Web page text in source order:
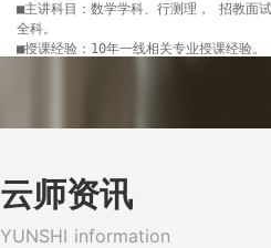
■主讲科目：数学学科、行测理， 招教面试
全科。
■授课经验：10年一线相关专业授课经验。
■座右铭：教学相长，把混沌的问题清晰化
云师资讯
YUNSHI information